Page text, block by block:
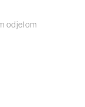
odjelom